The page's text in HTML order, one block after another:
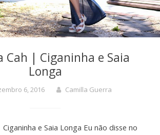
Cah | Ciganinha e Saia
Longa
6, 2016 Camilla Guerra
e Saia Longa Eu não disse no